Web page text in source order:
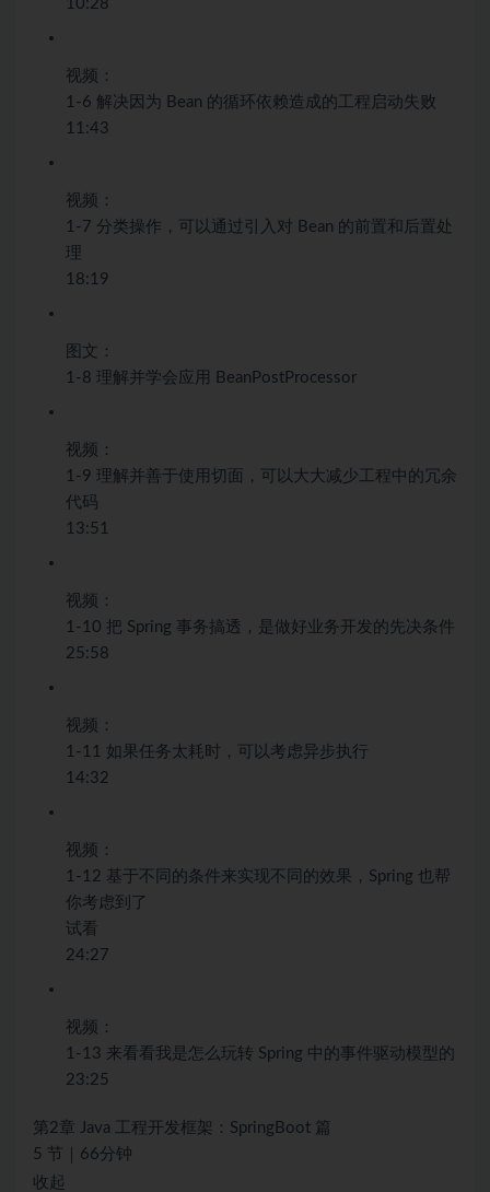
10:28
视频：
1-6 解决因为 Bean 的循环依赖造成的工程启动失败
11:43
视频：
1-7 分类操作，可以通过引入对 Bean 的前置和后置处
理
18:19
图文：
1-8 理解并学会应用 BeanPostProcessor
视频：
1-9 理解并善于使用切面，可以大大减少工程中的冗余
代码
13:51
视频：
1-10 把 Spring 事务搞透，是做好业务开发的先决条件
25:58
视频：
1-11 如果任务太耗时，可以考虑异步执行
14:32
视频：
1-12 基于不同的条件来实现不同的效果，Spring 也帮
你考虑到了
试看
24:27
视频：
1-13 来看看我是怎么玩转 Spring 中的事件驱动模型的
23:25
第2章 Java 工程开发框架：SpringBoot 篇
5 节｜66分钟
收起